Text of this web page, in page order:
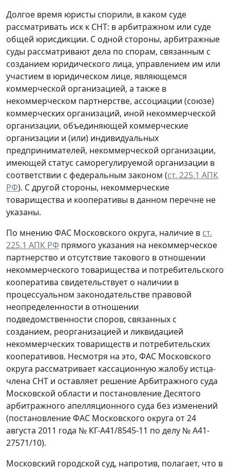
Долгое время юристы спорили, в каком суде
рассматривать иск к СНТ: в арбитражном или суде
общей юрисдикции. С одной стороны, арбитражные
суды рассматривают дела по спорам, связанным с
созданием юридического лица, управлением им или
участием в юридическом лице, являющемся
коммерческой организацией, а также в
некоммерческом партнерстве, ассоциации (союзе)
коммерческих организаций, иной некоммерческой
организации, объединяющей коммерческие
организации и (или) индивидуальных
предпринимателей, некоммерческой организации,
имеющей статус саморегулируемой организации в
соответствии с федеральным законом (ст. 225.1 АПК
РФ). С другой стороны, некоммерческие
товарищества и кооперативы в данном перечне не
указаны.
По мнению ФАС Московского округа, наличие в ст.
225.1 АПК РФ прямого указания на некоммерческое
партнерство и отсутствие такового в отношении
некоммерческого товарищества и потребительского
кооператива свидетельствует о наличии в
процессуальном законодательстве правовой
неопределенности в отношении
подведомственности споров, связанных с
созданием, реорганизацией и ликвидацией
некоммерческих товариществ и потребительских
кооперативов. Несмотря на это, ФАС Московского
округа рассматривает кассационную жалобу истца-
члена СНТ и оставляет решение Арбитражного суда
Московской области и постановление Десятого
арбитражного апелляционного суда без изменений
(постановление ФАС Московского округа от 24
августа 2011 года № КГ-А41/8545-11 по делу № А41-
27571/10).
Московский городской суд, напротив, полагает, что в